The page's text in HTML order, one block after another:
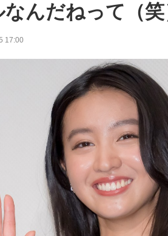
んだねって（笑
17:00